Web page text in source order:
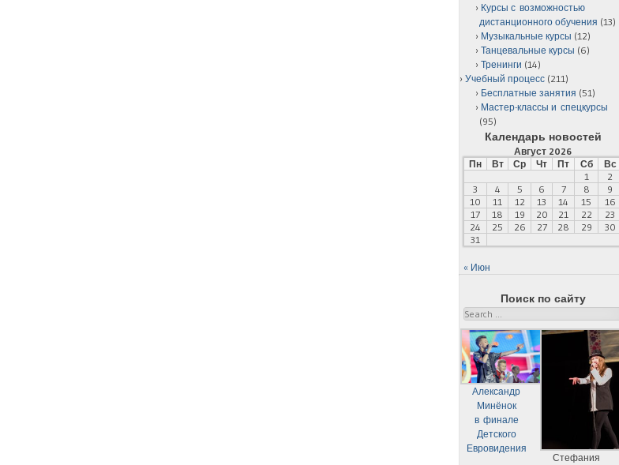
Курсы с возможностью
дистанционного обучения (13)
Музыкальные курсы (12)
Танцевальные курсы (6)
Тренинги (14)
Учебный процесс (211)
Бесплатные занятия (51)
Мастер-классы и спецкурсы
(95)
Календарь новостей
Август 2026
Пн
Вт Ср Чт Пт Сб
Вс
1
2
3
4 5 6 7 8
9
10
11 12 13 14 15
16
17
18 19 20 21 22
23
24
25 26 27 28 29
30
31
« Июн
Поиск по сайту
Search
Александр
Минёнок
в финале
Детского
Евровидения
Стефания